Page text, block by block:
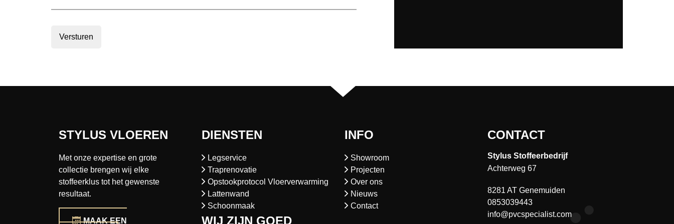
Versturen
STYLUS VLOEREN
Met onze expertise en grote
collectie brengen wij elke
stoffeerklus tot het gewenste
resultaat.
MAAK EEN
DIENSTEN
Legservice
Traprenovatie
Opstookprotocol Vloerverwarming
Lattenwand
Schoonmaak
WIJ ZIJN GOED
INFO
Showroom
Projecten
Over ons
Nieuws
Contact
CONTACT
Stylus Stoffeerbedrijf
Achterweg 67
8281 AT Genemuiden
0853039443
info@pvcspecialist.com